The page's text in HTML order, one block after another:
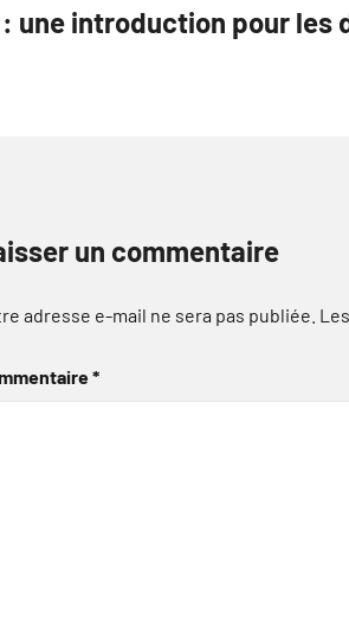
une introduction pour les
un commentaire
adresse e-mail ne sera pas publiée.
*